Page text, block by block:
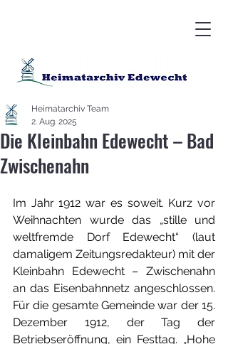
Die Kleinbahn Edewecht – Bad
Zwischenahn
Heimatarchiv Team
2. Aug. 2025
Im Jahr 1912 war es soweit. Kurz vor
Weihnachten wurde das „stille und
weltfremde Dorf Edewecht“ (laut
damaligem Zeitungsredakteur) mit der
Kleinbahn Edewecht – Zwischenahn
an das Eisenbahnnetz angeschlossen.
Für die gesamte Gemeinde war der 15.
Dezember 1912, der Tag der
Betriebseröffnung, ein Festtag. „Hohe